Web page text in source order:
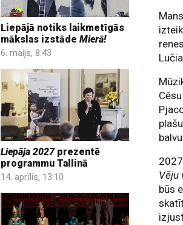
Liepājā notiks laikmetīgās
mākslas izstāde Mierā!
6. maijs, 8:43
Liepāja 2027prezentē
programmu Tallinā
14. aprīlis, 13:10
Vēju
būs